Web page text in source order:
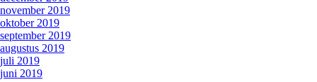
november 2019
oktober 2019
september 2019
augustus 2019
juli 2019
juni 2019